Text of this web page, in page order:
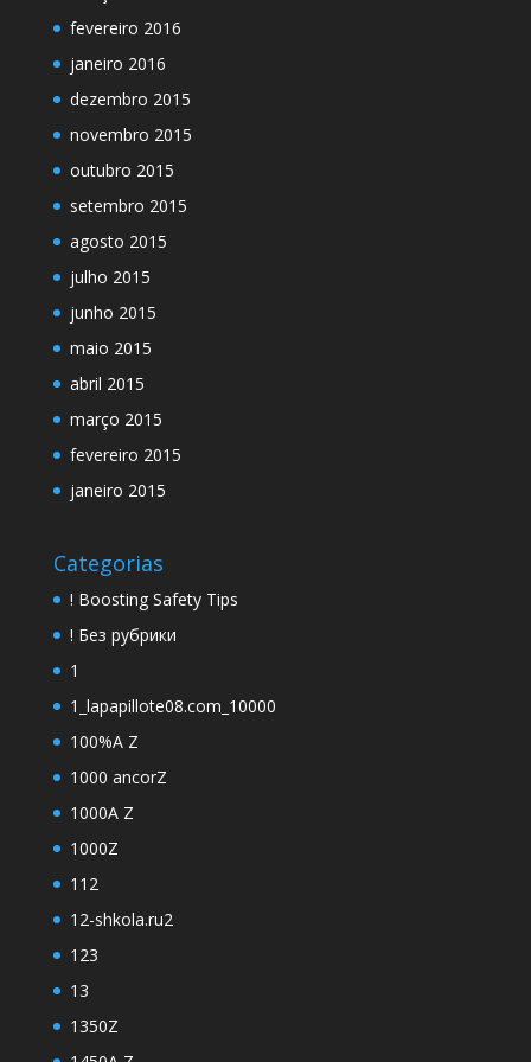
fevereiro 2016
janeiro 2016
dezembro 2015
novembro 2015
outubro 2015
setembro 2015
agosto 2015
julho 2015
junho 2015
maio 2015
abril 2015
março 2015
fevereiro 2015
janeiro 2015
Categorias
! Boosting Safety Tips
! Без рубрики
1
1_lapapillote08.com_10000
100%A Z
1000 ancorZ
1000A Z
1000Z
112
12-shkola.ru2
123
13
1350Z